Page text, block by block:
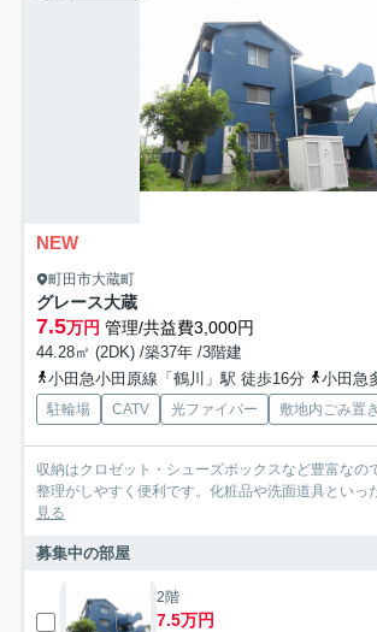
NEW
町田市大蔵町
グレース大蔵
7.5万円 管理/共益費3,000円
44.28㎡ (2DK) /築37年 /3階建
小田急小田原線「鶴川」駅 徒歩16分
小田急多摩
駐輪場 CATV 光ファイバー 敷地内ごみ置
収納はクロゼット・シューズボックスなど豊富なの
整理がしやすく便利です。化粧品や洗面道具といっ
見る
募集中の部屋
2階
7.5万円